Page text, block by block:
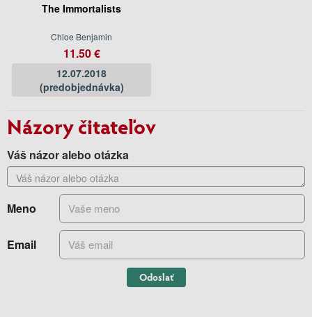
The Immortalists
Chloe Benjamin
11.50 €
12.07.2018
(predobjednávka)
Názory čitateľov
Váš názor alebo otázka
Meno
Email
Odoslať